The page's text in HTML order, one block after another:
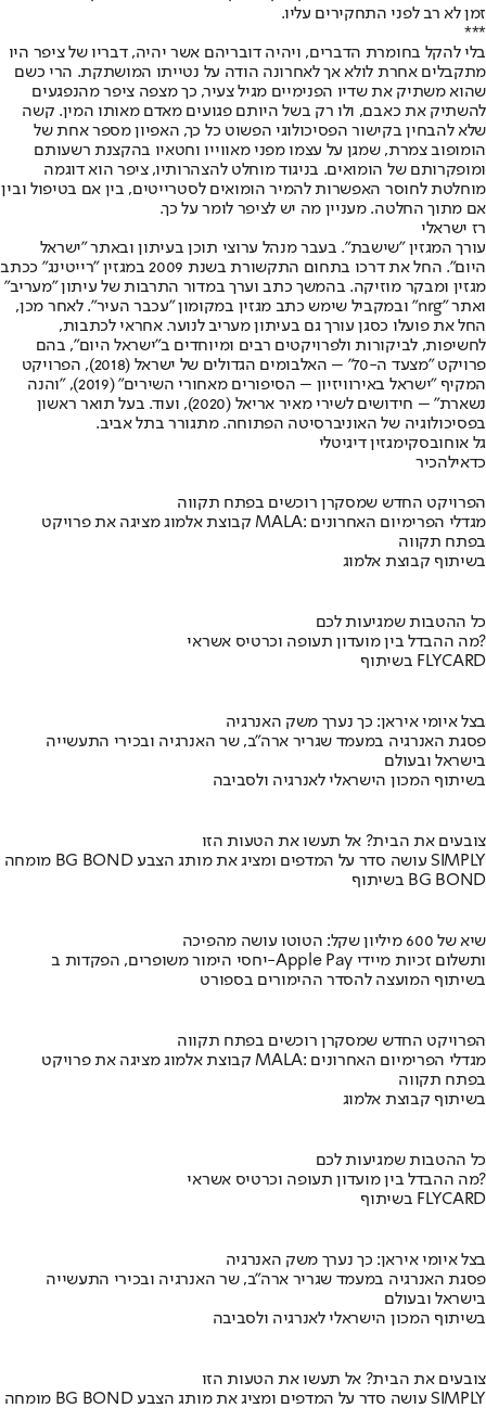
זמן לא רב לפני התחקירים עליו.
***
בלי להקל בחומרת הדברים, ויהיה דובריהם אשר יהיה, דבריו של ציפר היו
מתקבלים אחרת לולא אך לאחרונה הודה על נטייתו המושתקת. הרי כשם
שהוא משתיק את שדיו הפנימיים מגיל צעיר, כך מצפה ציפר מהנפגעים
להשתיק את כאבם, ולו רק בשל היותם פגועים מאדם מאותו המין. קשה
שלא להבחין בקישור הפסיכולוגי הפשוט כל כך, האפיון מספר אחת של
הומופוב צמרת, שמגן על עצמו מפני מאווייו וחטאיו בהקצנת רשעותם
ומופקרותם של הומואים. בניגוד מוחלט להצהרותיו, ציפר הוא דוגמה
מוחלטת לחוסר האפשרות להמיר הומואים לסטרייטים, בין אם בטיפול ובין
אם מתוך החלטה. מעניין מה יש לציפר לומר על כך.
רז ישראלי
עורך המגזין "שישבת". בעבר מנהל ערוצי תוכן בעיתון ובאתר "ישראל
היום". החל את דרכו בתחום התקשורת בשנת 2009 במגזין "רייטינג" ככתב
מגזין ומבקר מוזיקה. בהמשך כתב וערך במדור התרבות של עיתון "מעריב"
ואתר "nrg" ובמקביל שימש כתב מגזין במקומון "עכבר העיר". לאחר מכן,
החל את פועלו כסגן עורך גם בעיתון מעריב לנוער. אחראי לכתבות,
לחשיפות, לביקורות ולפרויקטים רבים ומיוחדים ב"ישראל היום", בהם
פרויקט "מצעד ה-70" – האלבומים הגדולים של ישראל (2018), הפרויקט
המקיף "ישראל באירוויזיון – הסיפורים מאחורי השירים" (2019), "והנה
נשארת" – חידושים לשירי מאיר אריאל (2020), ועוד. בעל תואר ראשון
בפסיכולוגיה של האוניברסיטה הפתוחה. מתגורר בתל אביב.
גל אוחובסקימגזין דיגיטלי
כדאילהכיר
הפרויקט החדש שמסקרן רוכשים בפתח תקווה
קבוצת אלמוג מציגה את פרויקט MALA: מגדלי הפרימיום האחרונים
בפתח תקווה
בשיתוף קבוצת אלמוג
כל ההטבות שמגיעות לכם
מה ההבדל בין מועדון תעופה וכרטיס אשראי?
בשיתוף FLYCARD
בצל איומי איראן: כך נערך משק האנרגיה
פסגת האנרגיה במעמד שגריר ארה"ב, שר האנרגיה ובכירי התעשייה
בישראל ובעולם
בשיתוף המכון הישראלי לאנרגיה ולסביבה
צובעים את הבית? אל תעשו את הטעות הזו
מומחה BG BOND עושה סדר על המדפים ומציג את מותג הצבע SIMPLY
בשיתוף BG BOND
שיא של 600 מיליון שקל: הטוטו עושה מהפיכה
יחסי הימור משופרים, הפקדות ב-Apple Pay ותשלום זכיות מיידי
בשיתוף המועצה להסדר ההימורים בספורט
הפרויקט החדש שמסקרן רוכשים בפתח תקווה
קבוצת אלמוג מציגה את פרויקט MALA: מגדלי הפרימיום האחרונים
בפתח תקווה
בשיתוף קבוצת אלמוג
כל ההטבות שמגיעות לכם
מה ההבדל בין מועדון תעופה וכרטיס אשראי?
בשיתוף FLYCARD
בצל איומי איראן: כך נערך משק האנרגיה
פסגת האנרגיה במעמד שגריר ארה"ב, שר האנרגיה ובכירי התעשייה
בישראל ובעולם
בשיתוף המכון הישראלי לאנרגיה ולסביבה
צובעים את הבית? אל תעשו את הטעות הזו
מומחה BG BOND עושה סדר על המדפים ומציג את מותג הצבע SIMPLY